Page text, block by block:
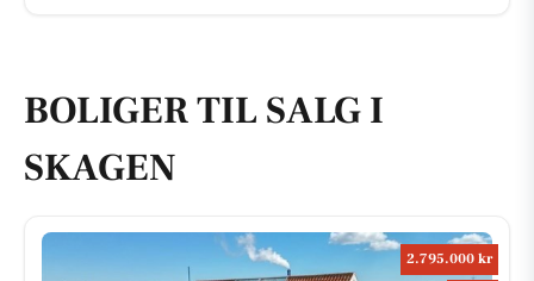
BOLIGER TIL SALG I
SKAGEN
2.795.000 kr